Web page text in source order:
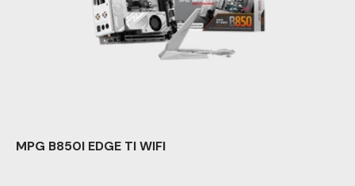
MPG B850I EDGE TI WIFI